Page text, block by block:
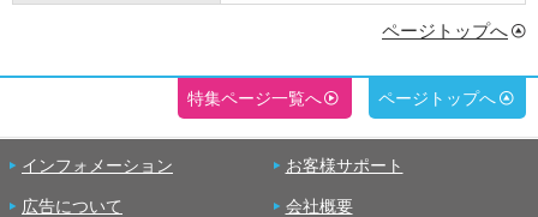
ページトップへ
特集ページ一覧へ ページトップへ
インフォメーション お客様サポート
広告について 会社概要